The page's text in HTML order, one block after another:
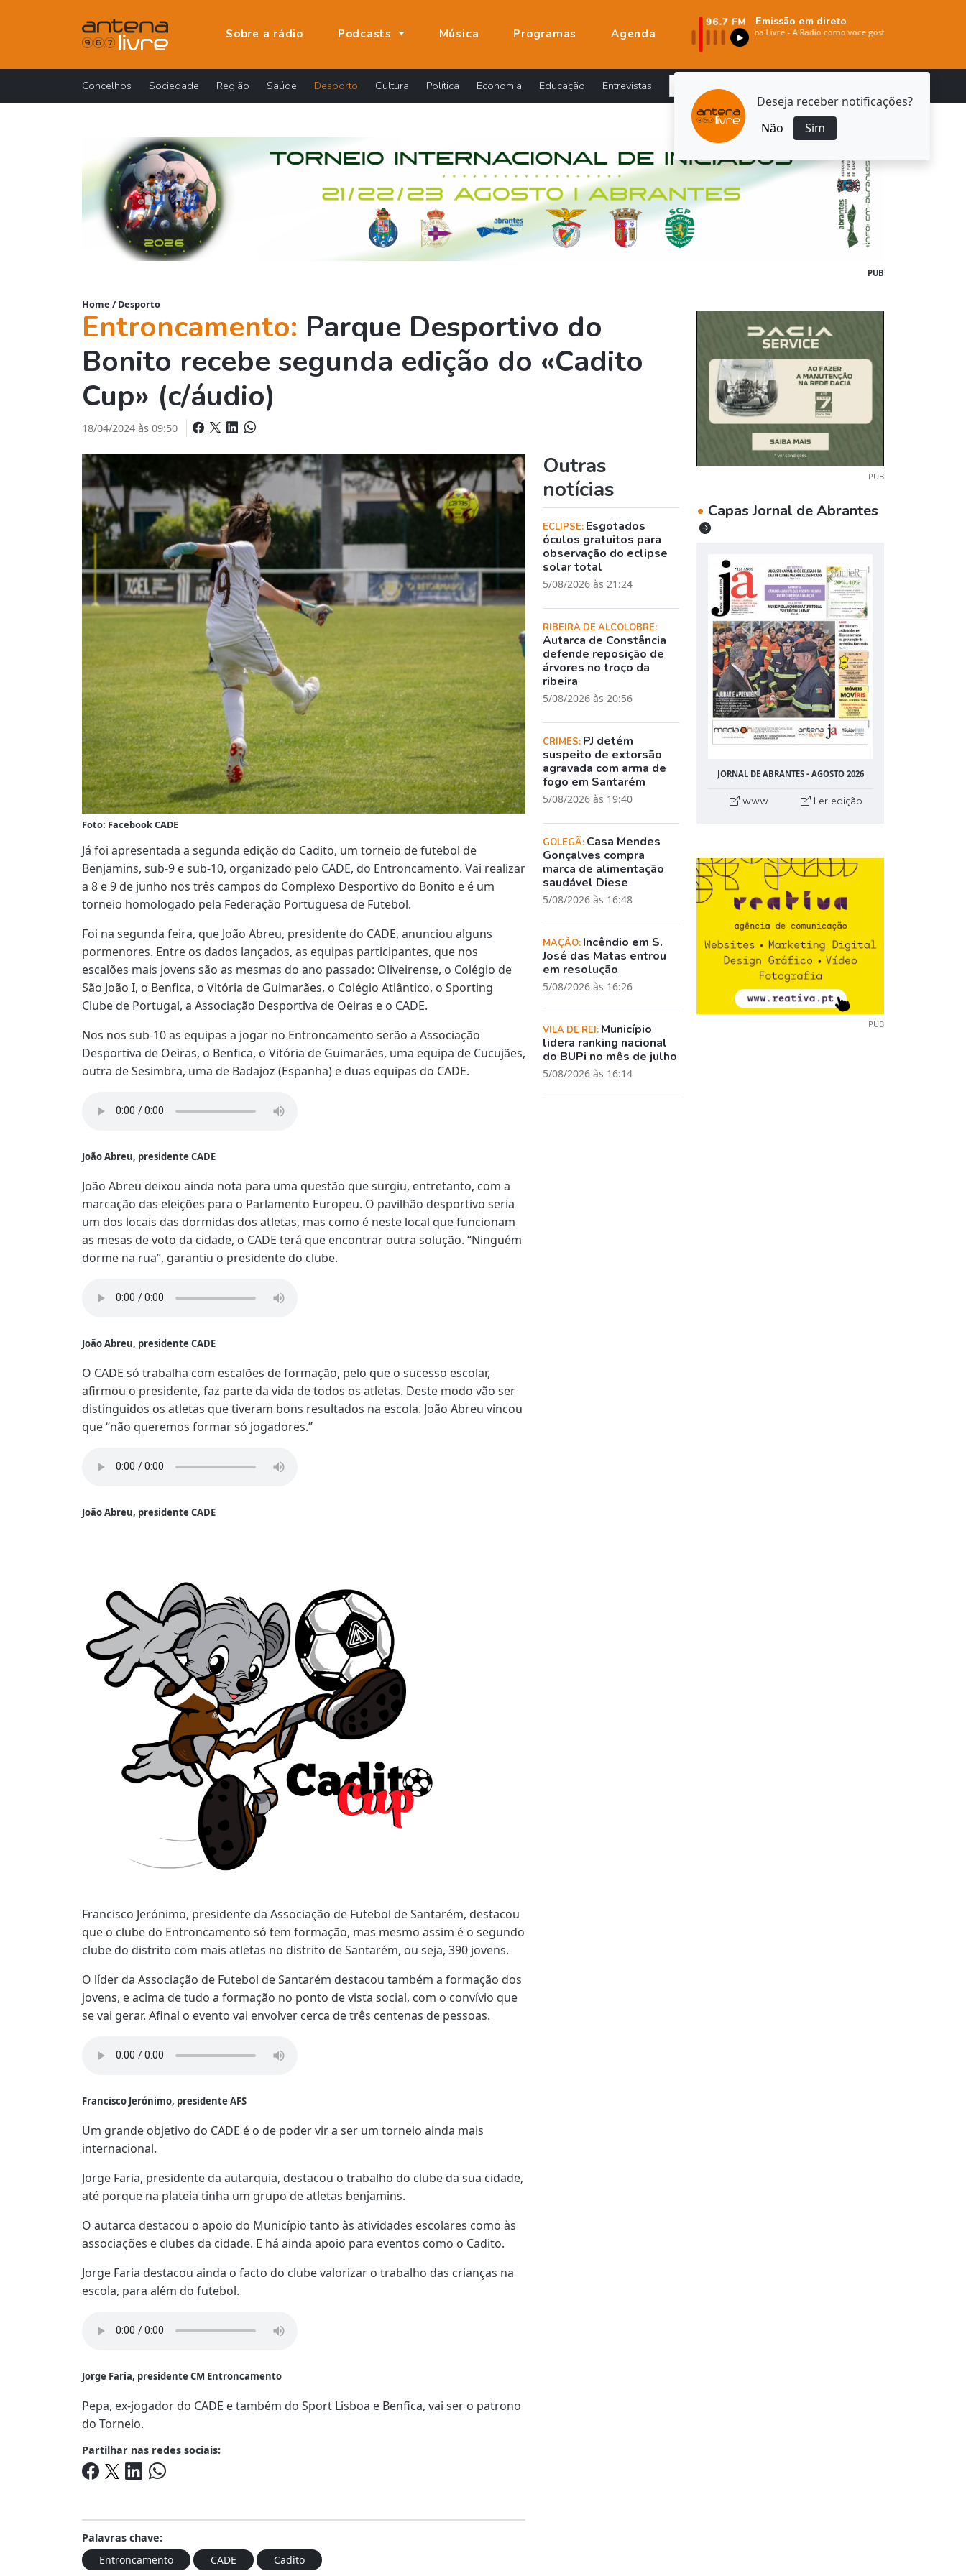
Deseja receber notificações?
Não
Sim
Sobre a rádio Podcasts Música Programas Agenda
Emissão em direto
Concelhos Sociedade Região Saúde Desporto Cultura Política Economia Educação Entrevistas
PUB
Home / Desporto
Entroncamento: Parque Desportivo do
Bonito recebe segunda edição do «Cadito
Cup» (c/áudio)
18/04/2024 às 09:50
Foto: Facebook CADE
Já foi apresentada a segunda edição do Cadito, um torneio de futebol de
Benjamins, sub-9 e sub-10, organizado pelo CADE, do Entroncamento. Vai realizar
a 8 e 9 de junho nos três campos do Complexo Desportivo do Bonito e é um
torneio homologado pela Federação Portuguesa de Futebol.
Foi na segunda feira, que João Abreu, presidente do CADE, anunciou alguns
pormenores. Entre os dados lançados, as equipas participantes, que nos
escalões mais jovens são as mesmas do ano passado: Oliveirense, o Colégio de
São João I, o Benfica, o Vitória de Guimarães, o Colégio Atlântico, o Sporting
Clube de Portugal, a Associação Desportiva de Oeiras e o CADE.
Nos nos sub-10 as equipas a jogar no Entroncamento serão a Associação
Desportiva de Oeiras, o Benfica, o Vitória de Guimarães, uma equipa de Cucujães,
outra de Sesimbra, uma de Badajoz (Espanha) e duas equipas do CADE.
João Abreu, presidente CADE
João Abreu deixou ainda nota para uma questão que surgiu, entretanto, com a
marcação das eleições para o Parlamento Europeu. O pavilhão desportivo seria
um dos locais das dormidas dos atletas, mas como é neste local que funcionam
as mesas de voto da cidade, o CADE terá que encontrar outra solução. “Ninguém
dorme na rua”, garantiu o presidente do clube.
João Abreu, presidente CADE
O CADE só trabalha com escalões de formação, pelo que o sucesso escolar,
afirmou o presidente, faz parte da vida de todos os atletas. Deste modo vão ser
distinguidos os atletas que tiveram bons resultados na escola. João Abreu vincou
que “não queremos formar só jogadores.”
João Abreu, presidente CADE
Francisco Jerónimo, presidente da Associação de Futebol de Santarém, destacou
que o clube do Entroncamento só tem formação, mas mesmo assim é o segundo
clube do distrito com mais atletas no distrito de Santarém, ou seja, 390 jovens.
O líder da Associação de Futebol de Santarém destacou também a formação dos
jovens, e acima de tudo a formação no ponto de vista social, com o convívio que
se vai gerar. Afinal o evento vai envolver cerca de três centenas de pessoas.
Francisco Jerónimo, presidente AFS
Um grande objetivo do CADE é o de poder vir a ser um torneio ainda mais
internacional.
Jorge Faria, presidente da autarquia, destacou o trabalho do clube da sua cidade,
até porque na plateia tinha um grupo de atletas benjamins.
O autarca destacou o apoio do Município tanto às atividades escolares como às
associações e clubes da cidade. E há ainda apoio para eventos como o Cadito.
Jorge Faria destacou ainda o facto do clube valorizar o trabalho das crianças na
escola, para além do futebol.
Jorge Faria, presidente CM Entroncamento
Pepa, ex-jogador do CADE e também do Sport Lisboa e Benfica, vai ser o patrono
do Torneio.
Partilhar nas redes sociais:
Palavras chave:
Entroncamento
CADE Cadito
Outras
notícias
ECLIPSE: Esgotados
óculos gratuitos para
observação do eclipse
solar total
5/08/2026 às 21:24
RIBEIRA DE ALCOLOBRE:
Autarca de Constância
defende reposição de
árvores no troço da
ribeira
5/08/2026 às 20:56
CRIMES: PJ detém
suspeito de extorsão
agravada com arma de
fogo em Santarém
5/08/2026 às 19:40
GOLEGÃ: Casa Mendes
Gonçalves compra
marca de alimentação
saudável Diese
5/08/2026 às 16:48
MAÇÃO: Incêndio em S.
José das Matas entrou
em resolução
5/08/2026 às 16:26
VILA DE REI: Município
lidera ranking nacional
do BUPi no mês de julho
5/08/2026 às 16:14
PUB
• Capas Jornal de Abrantes
JORNAL DE ABRANTES - AGOSTO 2026
www Ler edição
PUB